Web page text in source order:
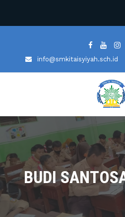
info@smkitaisyiyah.sch.id
BUDI